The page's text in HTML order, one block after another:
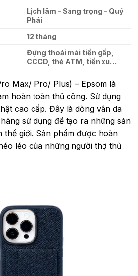
Lịch lãm – Sang trọng – Quý
Phái
12 tháng
Đựng thoải mái tiền gấp,
CCCD, thẻ ATM, tiền xu…
Max/ Pro/ Plus) – Epsom là
hoàn toàn thủ công. Sử dụng
cao cấp. Đây là dòng vân da
sử dụng để tạo ra những sản
thế giới. Sản phẩm được hoàn
léo của những người thợ thủ